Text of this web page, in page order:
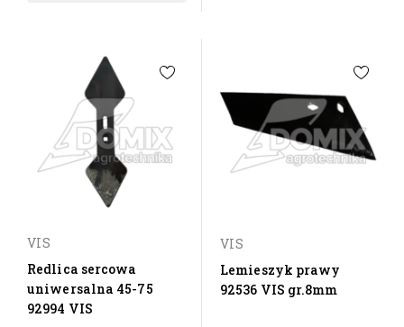
VIS
Redlica sercowa
uniwersalna 45-75
92994 VIS
VIS
Lemieszyk prawy
92536 VIS gr.8mm